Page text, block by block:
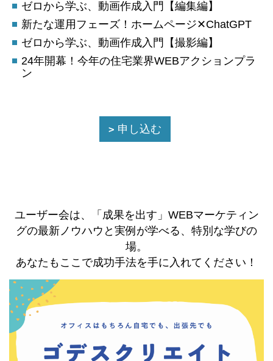
ゼロから学ぶ、動画作成入門【編集編】
新たな運用フェーズ！ホームページ✕ChatGPT
ゼロから学ぶ、動画作成入門【撮影編】
24年開幕！今年の住宅業界WEBアクションプラ
ン
申し込む
ユーザー会は、「成果を出す」WEBマーケティン
グの最新ノウハウと実例が学べる、特別な学びの
場。
あなたもここで成功手法を手に入れてください！